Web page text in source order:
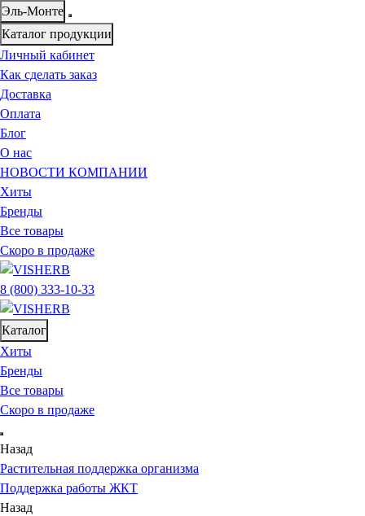
Эль-Монте
Каталог продукции
Личный кабинет
Как сделать заказ
Доставка
Оплата
Блог
О нас
НОВОСТИ КОМПАНИИ
Хиты
Бренды
Все товары
Скоро в продаже
8 (800) 333-10-33
Каталог
Хиты
Бренды
Все товары
Скоро в продаже
Назад
Растительная поддержка организма
Поддержка работы ЖКТ
Назад